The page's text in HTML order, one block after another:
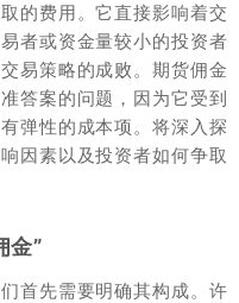
的费用。它直接影响着交
者或资金量较小的投资者
易策略的成败。期货佣金
答案的问题，因为它受到
弹性的成本项。将深入探
因素以及投资者如何争取
金”
首先需要明确其构成。许